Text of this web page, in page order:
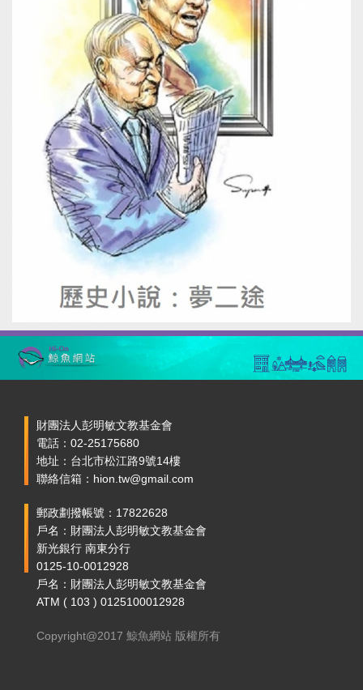
財團法人彭明敏文教基金會
電話：02-25175680
地址：台北市松江路9號14樓
聯絡信箱：hion.tw@gmail.com
郵政劃撥帳號：17822628
戶名：財團法人彭明敏文教基金會
新光銀行 南東分行
0125-10-0012928
戶名：財團法人彭明敏文教基金會
ATM ( 103 ) 0125100012928
Copyright@2017 鯨魚網站 版權所有